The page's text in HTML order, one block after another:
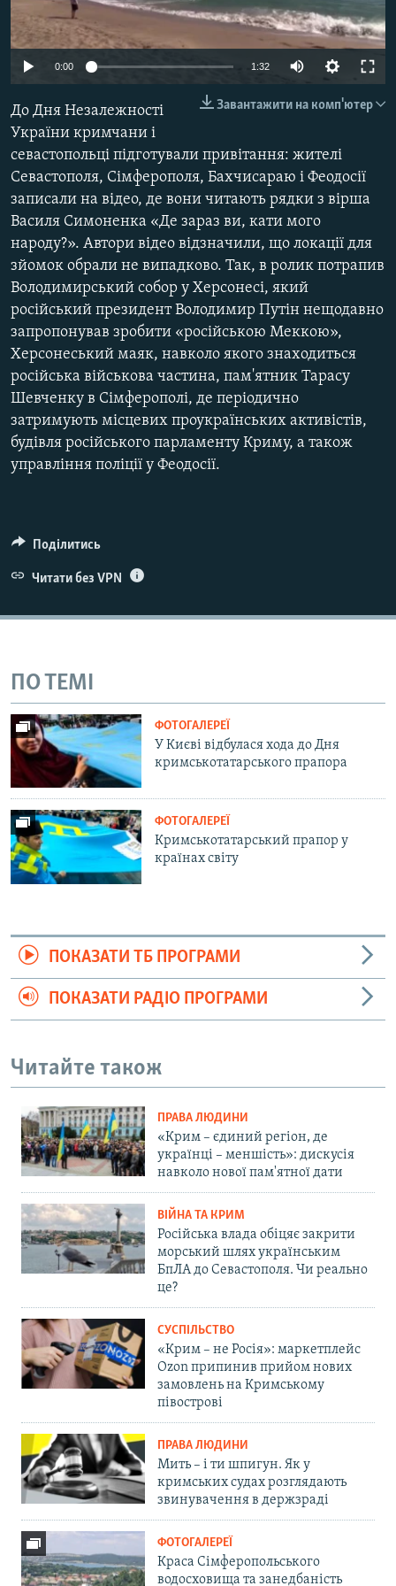
ВІДЕОУРОКИ «ELIFBE»
СВІДЧЕННЯ ОКУПАЦІЇ
ІНФОГРАФІКА
Русский
Qırımtatar
ДОЛУЧАЙСЯ!
Усі сайти RFE/RL
0:00 1:32
Завантажити на комп'ютер
До Дня Незалежності
України кримчани і
севастопольці підготували привітання: жителі
Севастополя, Сімферополя, Бахчисараю і Феодосії
записали на відео, де вони читають рядки з вірша
Василя Симоненка «Де зараз ви, кати мого
народу?». Автори відео відзначили, що локації для
зйомок обрали не випадково. Так, в ролик потрапив
Володимирський собор у Херсонесі, який
російський президент Володимир Путін нещодавно
запропонував зробити «російською Меккою»,
Херсонеський маяк, навколо якого знаходиться
російська військова частина, пам'ятник Тарасу
Шевченку в Сімферополі, де періодично
затримують місцевих проукраїнських активістів,
будівля російського парламенту Криму, а також
управління поліції у Феодосії.
Поділитись
Читати без VPN
ПО ТЕМІ
ФОТОГАЛЕРЕЇ
У Києві відбулася хода до Дня
кримськотатарського прапора
ФОТОГАЛЕРЕЇ
Кримськотатарський прапор у
країнах світу
ПОКАЗАТИ ТБ ПРОГРАМИ
ПОКАЗАТИ РАДІО ПРОГРАМИ
Читайте також
ПРАВА ЛЮДИНИ
«Крим – єдиний регіон, де
українці – меншість»: дискусія
навколо нової пам'ятної дати
ВІЙНА ТА КРИМ
Російська влада обіцяє закрити
морський шлях українським
БпЛА до Севастополя. Чи реально
це?
СУСПІЛЬСТВО
«Крим – не Росія»: маркетплейс
Ozon припинив прийом нових
замовлень на Кримському
півострові
ПРАВА ЛЮДИНИ
Мить – і ти шпигун. Як у
кримських судах розглядають
звинувачення в держзраді
ФОТОГАЛЕРЕЇ
Краса Сімферопольського
водосховища та занедбаність